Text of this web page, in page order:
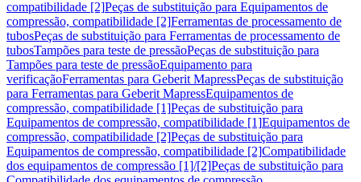
compatibilidade [2]Peças de substituição para Equipamentos de
compressão, compatibilidade [2]Ferramentas de processamento de
tubosPeças de substituição para Ferramentas de processamento de
tubosTampões para teste de pressãoPeças de substituição para
Tampões para teste de pressãoEquipamento para
verificaçãoFerramentas para Geberit MapressPeças de substituição
para Ferramentas para Geberit MapressEquipamentos de
compressão, compatibilidade [1]Peças de substituição para
Equipamentos de compressão, compatibilidade [1]Equipamentos de
compressão, compatibilidade [2]Peças de substituição para
Equipamentos de compressão, compatibilidade [2]Compatibilidade
dos equipamentos de compressão [1]/[2]Peças de substituição para